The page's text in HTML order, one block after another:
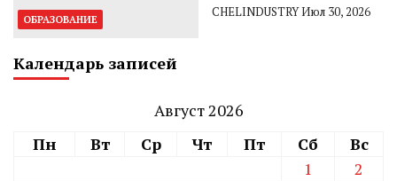
ОБРАЗОВАНИЕ CHELINDUSTRYИюл 30, 2026
Календарь записей
Август 2026
Пн
Вт Ср Чт Пт Сб
Вс
1
2